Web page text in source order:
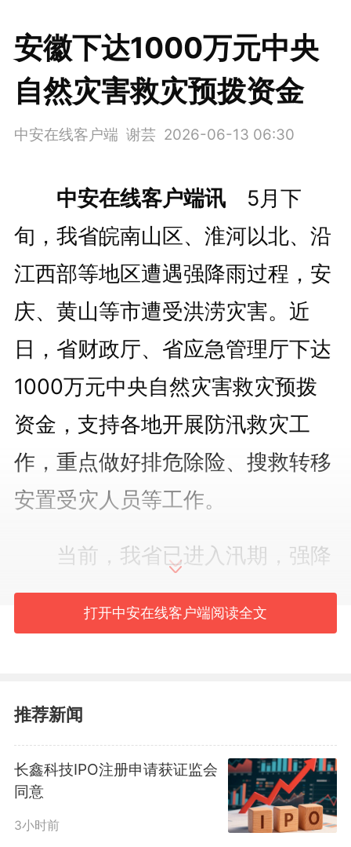
安徽下达1000万元中央
自然灾害救灾预拨资金
中安在线客户端 谢芸 2026-06-13 06:30
中安在线客户端讯 5月下
旬，我省皖南山区、淮河以北、沿
江西部等地区遭遇强降雨过程，安
庆、黄山等市遭受洪涝灾害。近
日，省财政厅、省应急管理厅下达
1000万元中央自然灾害救灾预拨
资金，支持各地开展防汛救灾工
作，重点做好排危除险、搜救转移
安置受灾人员等工作。
当前，我省已进入汛期，强降
雨等极端天气易发。省财政厅要求
相关市县财政部门快速安排部署，
强救灾资金监管，确保应急救灾工
作需要，保障受灾群众生命财产安
全。（记者 谢芸）
编辑：叶广冬
打开中安在线客户端阅读全文
推荐新闻
长鑫科技IPO注册申请获证监会
同意
3小时前